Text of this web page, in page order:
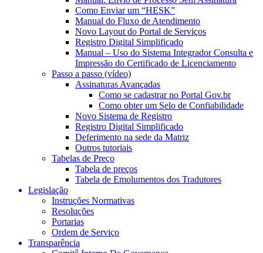
Como Enviar um “HESK”
Manual do Fluxo de Atendimento
Novo Layout do Portal de Serviços
Registro Digital Simplificado
Manual – Uso do Sistema Integrador Consulta e
Impressão do Certificado de Licenciamento
Passo a passo (vídeo)
Assinaturas Avançadas
Como se cadastrar no Portal Gov.br
Como obter um Selo de Confiabilidade
Novo Sistema de Registro
Registro Digital Simplificado
Deferimento na sede da Matriz
Outros tutoriais
Tabelas de Preço
Tabela de preços
Tabela de Emolumentos dos Tradutores
Legislação
Instruções Normativas
Resoluções
Portarias
Ordem de Serviço
Transparência